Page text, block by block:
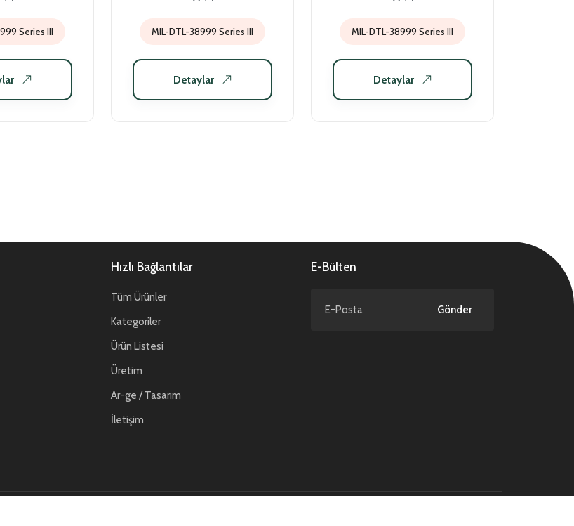
Series III MIL-DTL-38999 Series III
Detaylar
MIL-DTL-38999 Series III
Detaylar
Hızlı Bağlantılar
Tüm Ürünler
Kategoriler
Ürün Listesi
Üretim
Ar-ge / Tasarım
İletişim
E-Bülten
Gönder